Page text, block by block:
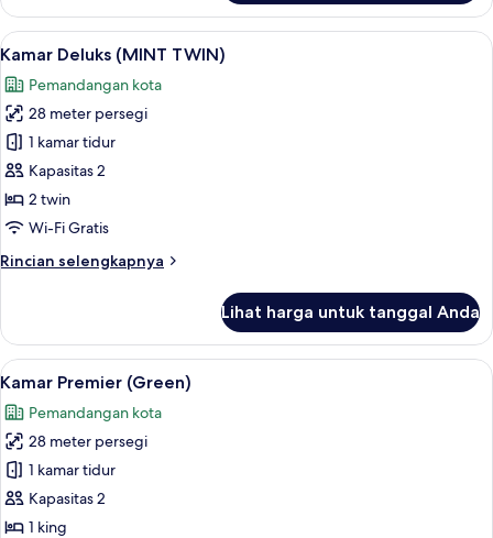
Kamar
Deluks
(MINT
Lihat
semua
foto
untuk
Kamar
Deluks
(MINT
TWIN)
Kamar Deluks (MINT TWIN) | Seprai
5
Kamar Deluks (MINT TWIN)
Pemandangan kota
28 meter persegi
1 kamar tidur
Kapasitas 2
2 twin
Wi-Fi Gratis
Rincian selengkapnya
Rincian
Kamar
Deluks
(MINT
Lihat harga untuk tanggal Anda
Lihat
semua
foto
untuk
Kamar
Premier
(Green)
Kamar Premier (Green) | Seprai
4
Kamar Premier (Green)
Pemandangan kota
28 meter persegi
1 kamar tidur
Kapasitas 2
1 king